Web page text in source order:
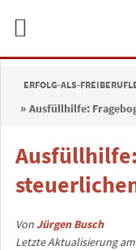
ERFOLG-ALS-
Ausfüllhilfe:
VonJürgen Busch
Letzte Aktualisierung